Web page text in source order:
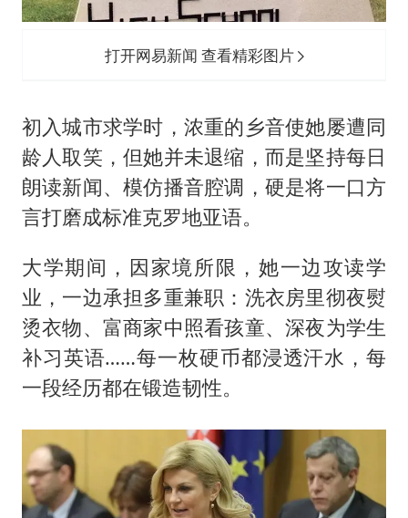
打开网易新闻 查看精彩图片
初入城市求学时，浓重的乡音使她屡遭同
龄人取笑，但她并未退缩，而是坚持每日
朗读新闻、模仿播音腔调，硬是将一口方
言打磨成标准克罗地亚语。
大学期间，因家境所限，她一边攻读学
业，一边承担多重兼职：洗衣房里彻夜熨
烫衣物、富商家中照看孩童、深夜为学生
补习英语……每一枚硬币都浸透汗水，每
一段经历都在锻造韧性。